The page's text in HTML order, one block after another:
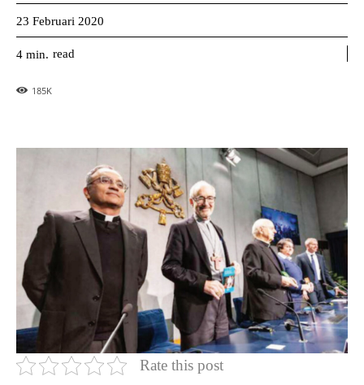
23 Februari 2020
4 min. read
185K
Rate this post